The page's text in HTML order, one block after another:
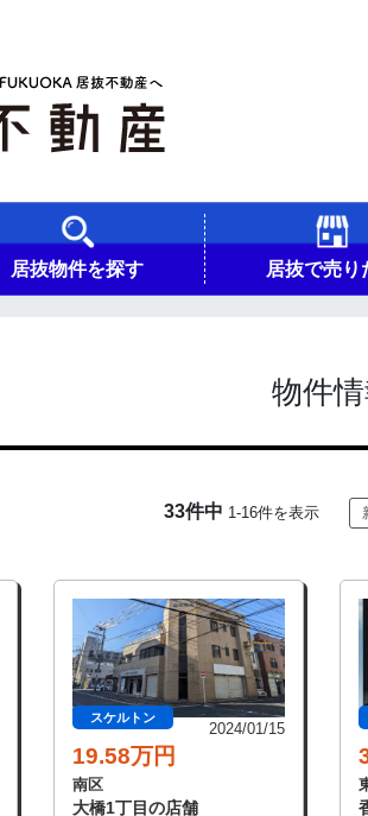
居抜物件を探す 居抜で売り
物件情
33件中 1-16件を表示
スケルトン
2024/01/15
19.58万円
南区
大橋1丁目の店舗